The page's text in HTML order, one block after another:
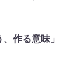
作る意味」